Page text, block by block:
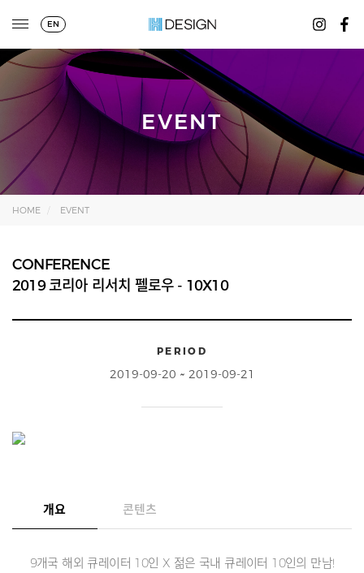
EN
EVENT
HOME EVENT
CONFERENCE
2019 코리아 리서치 펠로우 - 10X10
PERIOD
2019-09-20 ~ 2019-09-21
개요 콘텐츠
9개국 해외 큐레이터 10인 X 젊은 국내 큐레이터 10인의 만남!